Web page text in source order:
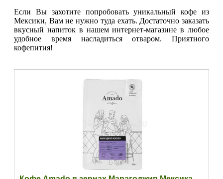
Если Вы захотите попробовать уникальный кофе из
Мексики, Вам не нужно туда ехать. Достаточно заказать
вкусный напиток в нашем интернет-магазине в любое
удобное время насладиться отваром. Приятного
кофепития!